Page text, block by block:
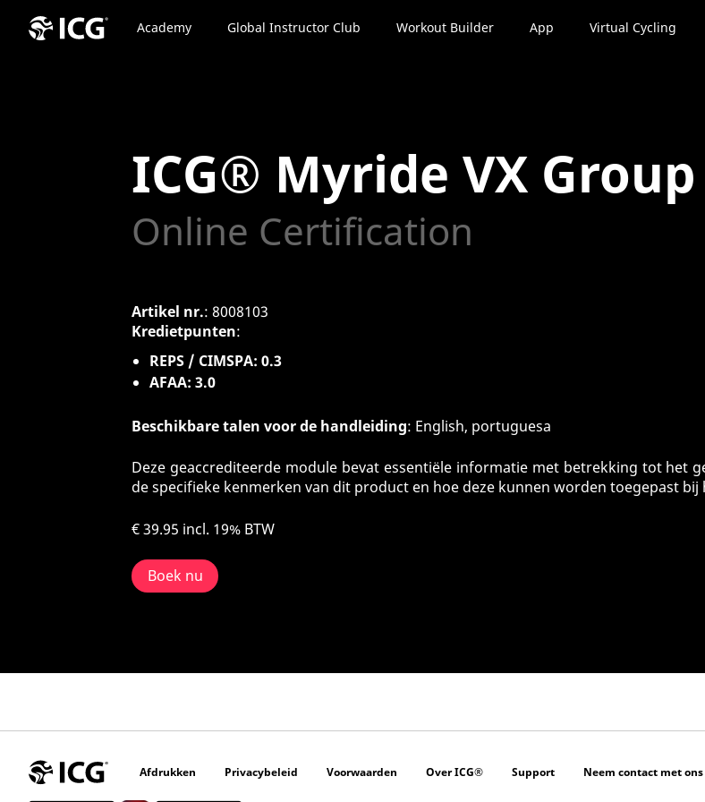
Academy Global Instructor Club Workout Builder App Virtual Cycling
ICG® Myride VX Group
Online Certification
Artikel nr.: 8008103
Kredietpunten:
REPS / CIMSPA: 0.3
AFAA: 3.0
Beschikbare talen voor de handleiding: English, portuguesa
Deze geaccrediteerde module bevat essentiële informatie met betrekking tot het
de specifieke kenmerken van dit product en hoe deze kunnen worden toegepast
€ 39.95 incl. 19% BTW
Boek nu
Afdrukken Privacybeleid Voorwaarden Over ICG® Support Neem contact met ons